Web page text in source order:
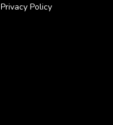
Privacy Policy